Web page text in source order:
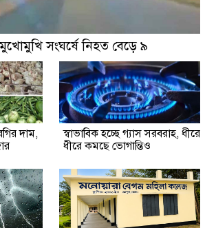
সংঘর্ষে নিহত বেড়ে ৯
দাম,
স্বাভাবিক হচ্ছে গ্যাস সরবরাহ, ধীরে
ধীরে কমছে ভোগান্তিও